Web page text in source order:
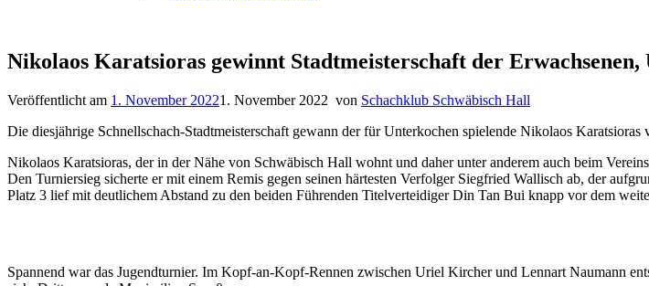
Nikolaos Karatsioras gewinnt Stadtmeisterschaft der
Veröffentlicht am 1. November 20221. November 2022 von Schachklub Schwäbisch Hall
Die diesjährige Schnellschach-Stadtmeisterschaft gewann der für Unterkochen spielende Nikolaos
Nikolaos Karatsioras, der in der Nähe von Schwäbisch Hall wohnt und daher unter anderem auch beim
Den Turniersieg sicherte er mit einem Remis gegen seinen härtesten Verfolger Siegfried Wallisch ab, der
Platz 3 lief mit deutlichem Abstand zu den beiden Führenden Titelverteidiger Din Tan Bui knapp vor dem
Spannend war das Jugendturnier. Im Kopf-an-Kopf-Rennen zwischen Uriel Kircher und Lennart Naumann